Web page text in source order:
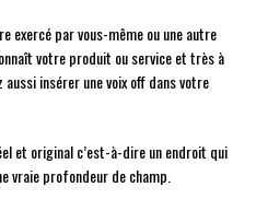
exercé par vous-même ou une autre
votre produit ou service et très à
aussi insérer une voix off dans votre
et original c’est-à-dire un endroit qui
vraie profondeur de champ.